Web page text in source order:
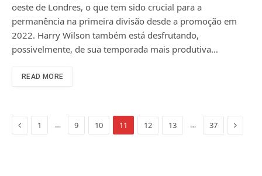
oeste de Londres, o que tem sido crucial para a
permanência na primeira divisão desde a promoção em
2022. Harry Wilson também está desfrutando,
possivelmente, de sua temporada mais produtiva…
READ MORE
Previous
1 … 9 10 11 12 13 … 37 Next